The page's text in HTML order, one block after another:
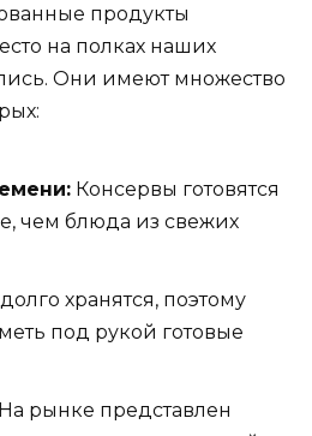
продукты
на полках наших
Они имеют множество
Консервы готовятся
чем блюда из свежих
хранятся, поэтому
под рукой готовые
На рынке представлен